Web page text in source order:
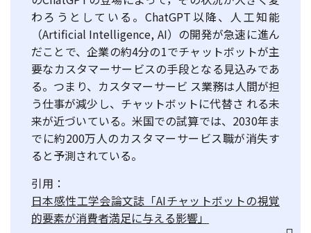
わろうとしている。ChatGPT以降、人工知能
（Artificial Intelligence, AI）の開発が急速に進ん
だことで、企業の約4分の1でチャットボットが主
要なカスタマーサービスの手段となる見込みであ
る。つまり、カスタマーサービ ス業務は人間が担
う仕事が減少し、チャットボットに代替さ れる未
来が近づいている。米国での試算では、2030年ま
でに約200万人のカスタマーサービス職が消失す
ると予測されている。
引用：
日本感性工学会論文誌「AIチャットボットの視覚
的要素が消費者満足に与える影響」